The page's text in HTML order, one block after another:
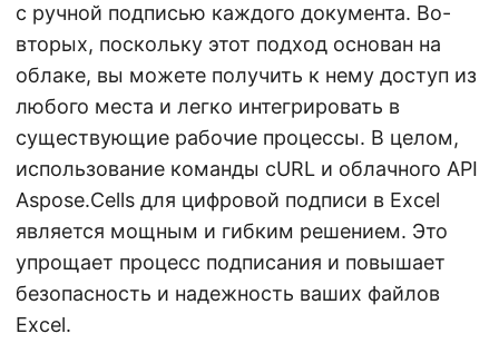
с ручной подписью каждого документа. Во-
вторых, поскольку этот подход основан на
облаке, вы можете получить к нему доступ из
любого места и легко интегрировать в
существующие рабочие процессы. В целом,
использование команды cURL и облачного API
Aspose.Cells для цифровой подписи в Excel
является мощным и гибким решением. Это
упрощает процесс подписания и повышает
безопасность и надежность ваших файлов
Excel.